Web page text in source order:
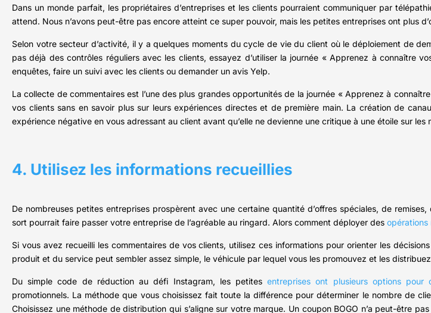
Dans un monde parfait, les propriétaires d’entreprises et les clients pourraient communiquer par
attend. Nous n’avons peut-être pas encore atteint ce super pouvoir, mais les petites entreprises ont plus
Selon votre secteur d’activité, il y a quelques moments du cycle de vie du client où le déploiement de
pas déjà des contrôles réguliers avec les clients, essayez d’utiliser la journée « Apprenez à connaître
enquêtes, faire un suivi avec les clients ou demander un avis Yelp.
La collecte de commentaires est l’une des plus grandes opportunités de la journée « Apprenez à
vos clients sans en savoir plus sur leurs expériences directes et de première main. La création de
expérience négative en vous adressant au client avant qu’elle ne devienne une critique à une étoile sur les
4. Utilisez les informations recueillies
De nombreuses petites entreprises prospèrent avec une certaine quantité d’offres spéciales, de
sort pourrait faire passer votre entreprise de l’agréable au ringard. Alors comment déployer des opérations
Si vous avez recueilli les commentaires de vos clients, utilisez ces informations pour orienter les
produit et du service peut sembler assez simple, le véhicule par lequel vous les promouvez et les
Du simple code de réduction au défi Instagram, les petitesentreprises ont plusieurs options pour
promotionnels. La méthode que vous choisissez fait toute la différence pour déterminer le nombre de
Choisissez une méthode de distribution qui s’aligne sur votre marque. Un coupon BOGO n’a peut-être